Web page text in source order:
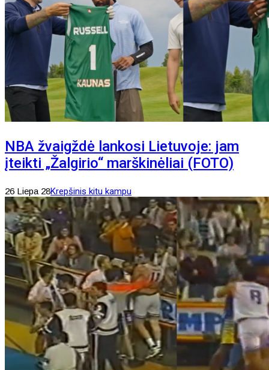
NBA žvaigždė lankosi Lietuvoje: jam
įteikti „Žalgirio“ marškinėliai (FOTO)
26 Liepa 28Krepšinis kitu kampu